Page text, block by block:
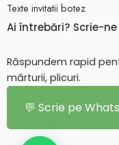
Texte invitatii botez
Ai întrebări? Scrie-
Răspundem rapid
mărturii, plicuri.
💬 Scrie pe